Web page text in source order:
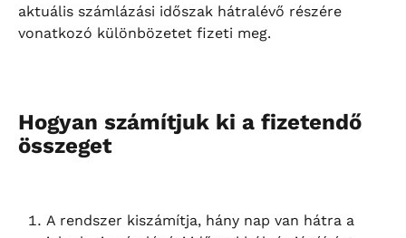
aktuális számlázási időszak hátralévő részére
vonatkozó különbözetet fizeti meg.
Hogyan számítjuk ki a fizetendő
összeget
A rendszer kiszámítja, hány nap van hátra a